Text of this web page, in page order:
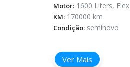
Motor: 1600 Liters, Flex
KM: 170000 km
Condição: seminovo
Ver Mais